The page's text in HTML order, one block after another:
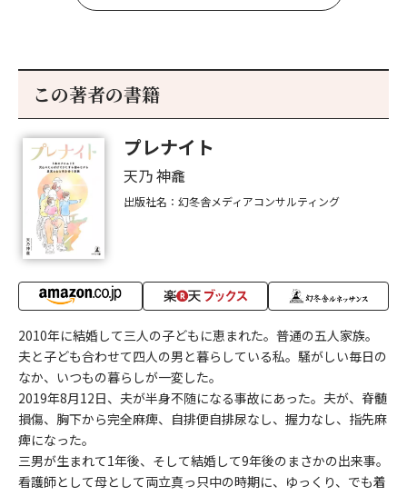
この著者の書籍
プレナイト
天乃 神龕
出版社名：幻冬舎メディアコンサルティング
2010年に結婚して三人の子どもに恵まれた。普通の五人家族。
夫と子ども合わせて四人の男と暮らしている私。騒がしい毎日の
なか、いつもの暮らしが一変した。
2019年8月12日、夫が半身不随になる事故にあった。夫が、脊髄
損傷、胸下から完全麻痺、自排便自排尿なし、握力なし、指先麻
痺になった。
三男が生まれて1年後、そして結婚して9年後のまさかの出来事。
看護師として母として両立真っ只中の時期に、ゆっくり、でも着